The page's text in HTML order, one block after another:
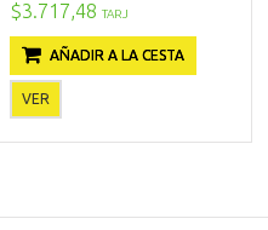
$3.717,48 TARJ
AÑADIR A LA CESTA
VER